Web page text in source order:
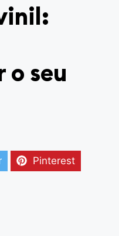
o seu
Pinterest